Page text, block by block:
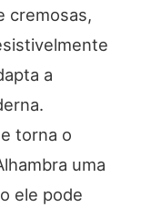
cremosas,
a
torna o
uma
ele pode